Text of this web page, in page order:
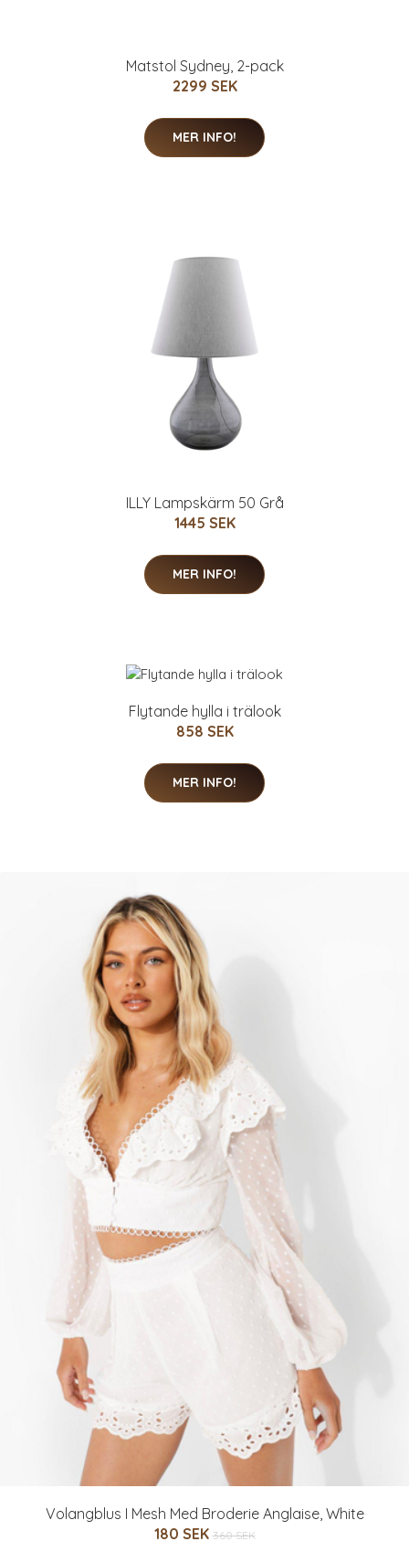
Matstol Sydney, 2-pack
2299 SEK
MER INFO!
ILLY Lampskärm 50 Grå
1445 SEK
MER INFO!
Flytande hylla i trälook
858 SEK
MER INFO!
Volangblus I Mesh Med Broderie Anglaise, White
180 SEK 360 SEK